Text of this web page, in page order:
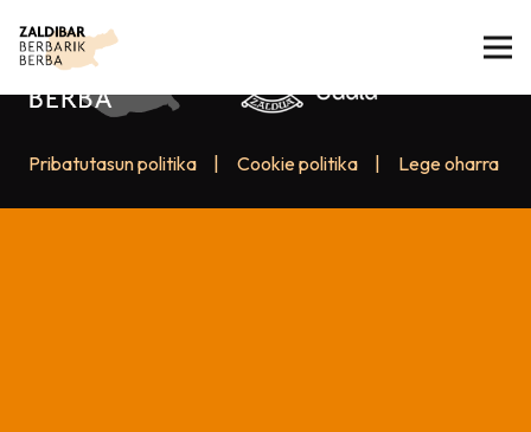
Pribatutasun politika Cookie politika Lege oharra